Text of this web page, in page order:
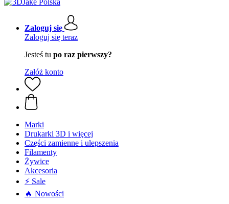
Zaloguj się
Zaloguj się teraz
Jesteś tu po raz pierwszy?
Załóż konto
Marki
Drukarki 3D i więcej
Części zamienne i ulepszenia
Filamenty
Żywice
Akcesoria
⚡ Sale
🔥 Nowości